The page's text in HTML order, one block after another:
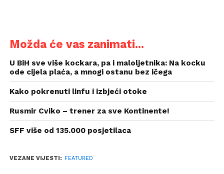
Možda će vas zanimati...
U BiH sve više kockara, pa i maloljetnika: Na kocku
ode cijela plaća, a mnogi ostanu bez ičega
Kako pokrenuti linfu i izbjeći otoke
Rusmir Cviko – trener za sve Kontinente!
SFF više od 135.000 posjetilaca
VEZANE VIJESTI: FEATURED